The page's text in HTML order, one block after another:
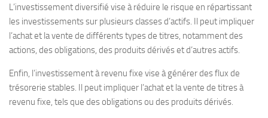
L’investissement diversifié vise à réduire le risque en répartissant
les investissements sur plusieurs classes d’actifs. Il peut impliquer
l’achat et la vente de différents types de titres, notamment des
actions, des obligations, des produits dérivés et d’autres actifs.
Enfin, l’investissement à revenu fixe vise à générer des flux de
trésorerie stables. Il peut impliquer l’achat et la vente de titres à
revenu fixe, tels que des obligations ou des produits dérivés.